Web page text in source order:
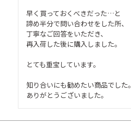
早く買っておくべきだった…と
諦め半分で問い合わせをした所、
丁寧なご回答をいただき、
再入荷した後に購入しました。
とても重宝しています。
知り合いにも勧めたい商品でした。
ありがとうございました。